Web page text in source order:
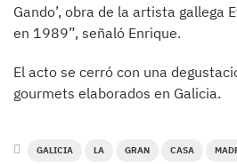
Gando’, obra de la artista gallega
en 1989”, señaló Enrique.
El acto se cerró con una
gourmets elaborados en Galicia.
GALICIA LA GRAN CASA